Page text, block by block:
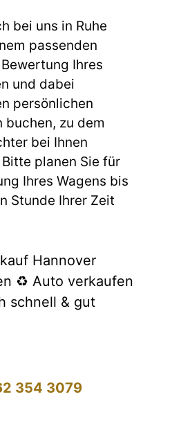
bei uns in Ruhe
passenden
Ihres
und dabei
persönlichen
buchen, zu dem
bei Ihnen
planen Sie für
Ihres Wagens bis
Stunde Ihrer Zeit
Hannover
♻️ Auto verkaufen
schnell & gut
354 3079